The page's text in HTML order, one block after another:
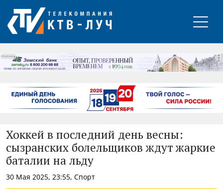
РЕКЛАМА
Хоккей в последний день весны:
сызранских болельщиков ждут жаркие
баталии на льду
30 Мая 2025, 23:55, Спорт